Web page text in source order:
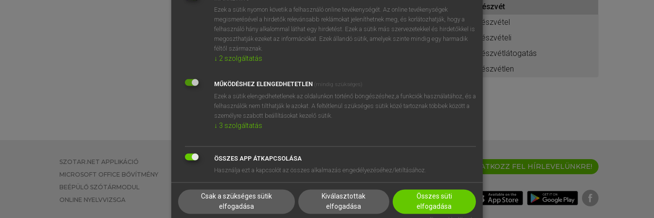
BELÉPÉS
próbaverziójának elindításához
regisztrálok ésbelépek.
REGISZTRÁCIÓ
részvét
részvétel
részvételi
részvétlátogatás
részvétlen
SZOTAR.NET APPLIKÁCIÓ
MICROSOFT OFFICE BŐVÍTMÉNY
BEÉPÜLŐ SZÓTÁRMODUL
ONLINE NYELVVIZSGA
EGYÉNI FELHASZNÁLÓKNAK
TANULÓKNAK
VÁLLALATI MEGOLDÁSOK
SÚGÓ
RÓLUNK
SÜTI BEÁLLÍTÁSOK
IRATKOZZ FEL HÍRLEVELÜNKRE!
Ezek a sütik nyomon követik a felhasználó online tevékenységét. Az online tevékenységek
megismerésével a hirdetők relevánsabb reklámokat jeleníthetnek meg, és korlátozhatják, hogy a
felhasználó hány alkalommal láthat egy hirdetést. Ezek a sütik más szervezetekkel és hirdetőkkel is
megoszthatják ezeket az információkat. Ezek állandó sütik, amelyek szinte mindig egy harmadik
féltől származnak.
↓ 2 szolgáltatás
MŰKÖDÉSHEZ ELENGEDHETETLEN (mindig szükséges)
Ezek a sütik elengedhetetlenek az oldalunkon történő böngészéshez,a funkciók használatához, és a
felhasználók nem tilthatják le azokat. A feltétlenül szükséges sütik közé tartoznak többek között a
személyre szabott beállításokat kezelő sütik.
↓ 3 szolgáltatás
ÖSSZES APP ÁTKAPCSOLÁSA
Használja ezt a kapcsolót az összes alkalmazás engedélyezéséhez/letiltásához.
Csak a szükséges sütik
elfogadása
Kiválasztottak
elfogadása
Összes süti
elfogadása